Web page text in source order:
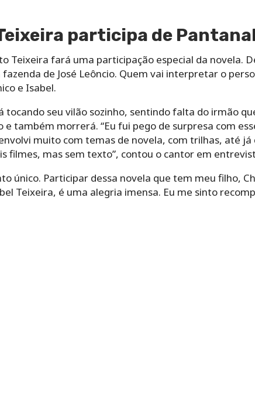
participa de
Teixeira fará uma participação especial da novela.
de José Leôncio. Quem vai interpretar o
e Isabel.
tocando seu vilão sozinho, sentindo falta do irmão
e também morrerá. “Eu fui pego de surpresa com
muito com temas de novela, com trilhas, até
filmes, mas sem texto”, contou o cantor em
único. Participar dessa novela que tem meu filho,
Teixeira, é uma alegria imensa. Eu me sinto